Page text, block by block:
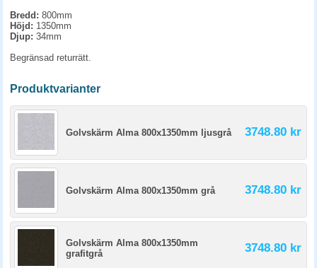
Bredd: 800mm
Höjd: 1350mm
Djup: 34mm
Begränsad returrätt.
Produktvarianter
Golvskärm Alma 800x1350mm ljusgrå 3748.80 kr
Golvskärm Alma 800x1350mm grå 3748.80 kr
Golvskärm Alma 800x1350mm
grafitgrå
3748.80 kr